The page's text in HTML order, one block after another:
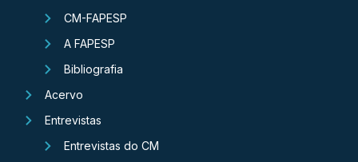
CM-FAPESP
A FAPESP
Bibliografia
Acervo
Entrevistas
Entrevistas do CM